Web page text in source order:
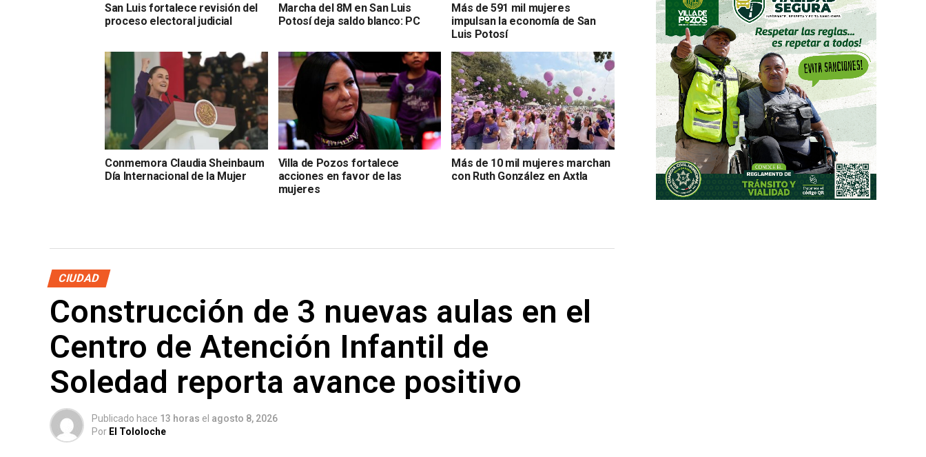
San Luis fortalece revisión del
proceso electoral judicial
Marcha del 8M en San Luis
Potosí deja saldo blanco: PC
Más de 591 mil mujeres
impulsan la economía de San
Luis Potosí
Conmemora Claudia Sheinbaum
Día Internacional de la Mujer
Villa de Pozos fortalece
acciones en favor de las
mujeres
Más de 10 mil mujeres marchan
con Ruth González en Axtla
CIUDAD
Construcción de 3 nuevas aulas en el
Centro de Atención Infantil de
Soledad reporta avance positivo
Publicado hace 13 horas el agosto 8, 2026
Por El Tololoche